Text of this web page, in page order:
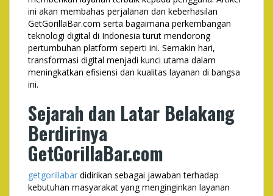
ini akan membahas perjalanan dan keberhasilan
GetGorillaBar.com serta bagaimana perkembangan
teknologi digital di Indonesia turut mendorong
pertumbuhan platform seperti ini. Semakin hari,
transformasi digital menjadi kunci utama dalam
meningkatkan efisiensi dan kualitas layanan di bangsa
ini.
Sejarah dan Latar Belakang
Berdirinya
GetGorillaBar.com
getgorillabar didirikan sebagai jawaban terhadap
kebutuhan masyarakat yang menginginkan layanan